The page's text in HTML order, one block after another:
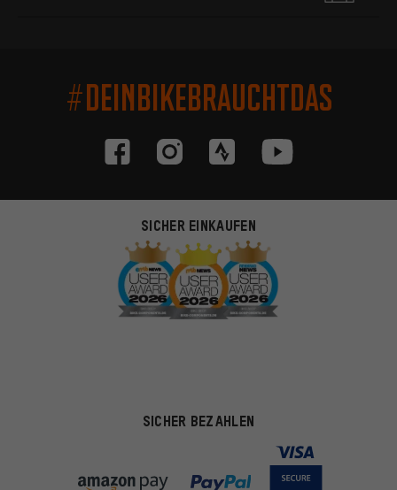
#DEINBIKEBRAUCHTDAS
SICHER EINKAUFEN
SICHER BEZAHLEN